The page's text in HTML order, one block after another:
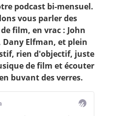
podcast bi-mensuel.
vous parler des
film, en vrac : John
Elfman, et plein
rien d'objectif, juste
de film et écouter
buvant des verres.